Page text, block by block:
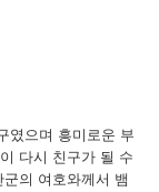
였으며 흥미로운 부
다시 친구가 될 수
의 여호와께서 뱀